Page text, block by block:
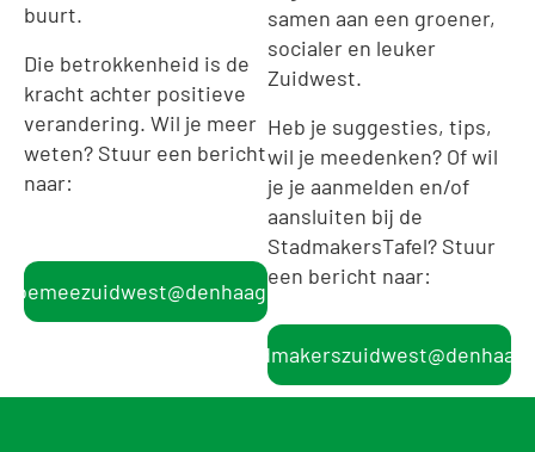
buurt.
Die betrokkenheid is de
kracht achter positieve
verandering. Wil je meer
weten? Stuur een bericht
naar:
doemeezuidwest@denhaag.nl
samen aan een groener,
socialer en leuker
Zuidwest.
Heb je suggesties, tips,
wil je meedenken? Of wil
je je aanmelden en/of
aansluiten bij de
StadmakersTafel? Stuur
een bericht naar: